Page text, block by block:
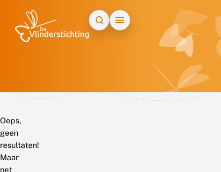
Oeps,
geen
resultaten!
Maar
net